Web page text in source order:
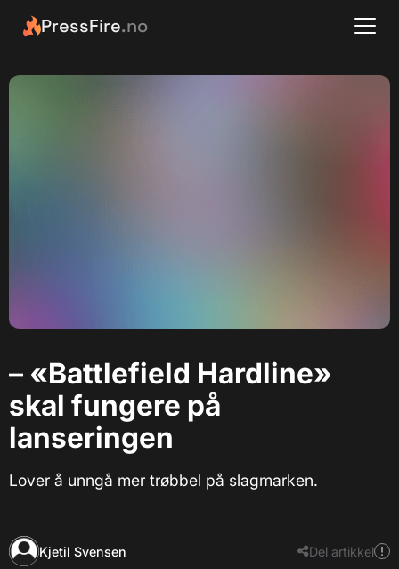
PressFire.no
– «Battlefield Hardline»
skal fungere på
lanseringen
Lover å unngå mer trøbbel på slagmarken.
Kjetil Svensen Del artikkel